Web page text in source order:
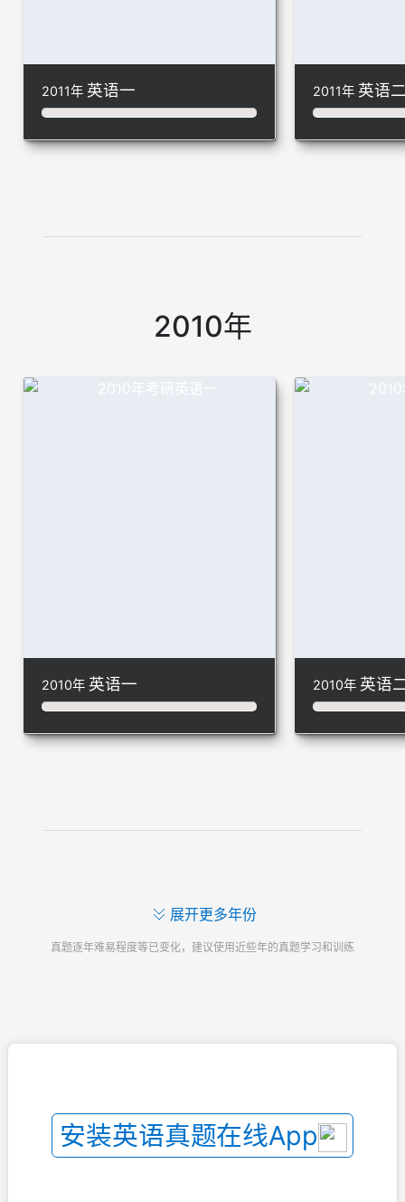
2011年 英语一 2011年 英语
2010年
2010年 英语一 2010年 英语
展开更多年份
真题逐年难易程度等已变化，建议使用近些年的真题学习和训练
安装英语真题在线App